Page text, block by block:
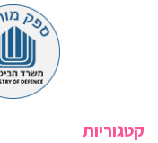
קטגוריות